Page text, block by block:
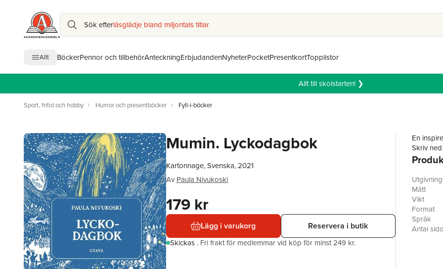
Sök efterläsglädje bland miljontals titlar
Allt BöckerPennor och tillbehörAnteckningErbjudandenNyheterPocketPresentkortTopplistor
Allt till skolstarten! ❯
Sport, fritid och hobby Humor och presentböcker Fyll-i-böcker
Mumin. Lyckodagbok
Kartonnage, Svenska, 2021
Av Paula Nivukoski
179 kr
Lägg i varukorg Reservera i butik
Skickas . Fri frakt för medlemmar vid köp för minst 249 kr.
En
Skriv
Mått
Vikt
Format
Språk
Antal